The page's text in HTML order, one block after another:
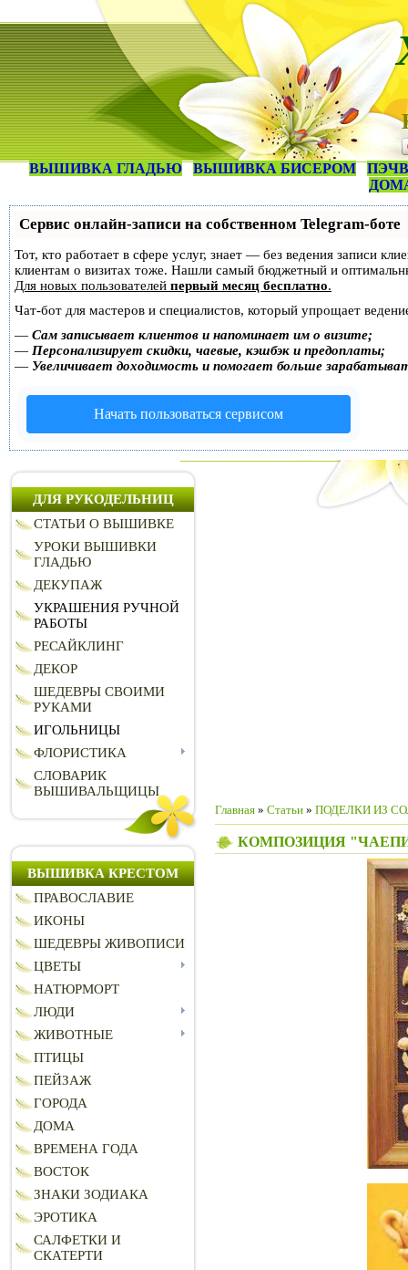
ВЫШИВКА ГЛАДЬЮ ВЫШИВКА БИСЕРОМ
Сервис онлайн-записи на собственном Telegram-боте
Тот, кто работает в сфере услуг, знает — без ведения записи
клиентам о визитах тоже. Нашли самый бюджетный и
Для новых пользователей первый месяц бесплатно.
Чат-бот для мастеров и специалистов, который упрощает
— Сам записывает клиентов и напоминает им о визите;
— Персонализирует скидки, чаевые, кэшбэк и предоплаты;
— Увеличивает доходимость и помогает больше
Начать пользоваться сервисом
ДЛЯ РУКОДЕЛЬНИЦ
СТАТЬИ О ВЫШИВКЕ
УРОКИ ВЫШИВКИ
ГЛАДЬЮ
ДЕКУПАЖ
УКРАШЕНИЯ РУЧНОЙ
РАБОТЫ
РЕСАЙКЛИНГ
ДЕКОР
ШЕДЕВРЫ СВОИМИ
РУКАМИ
ИГОЛЬНИЦЫ
ФЛОРИСТИКА
СЛОВАРИК
ВЫШИВАЛЬЩИЦЫ
ВЫШИВКА КРЕСТОМ
ПРАВОСЛАВИЕ
ИКОНЫ
ШЕДЕВРЫ ЖИВОПИСИ
ЦВЕТЫ
НАТЮРМОРТ
ЛЮДИ
ЖИВОТНЫЕ
ПТИЦЫ
ПЕЙЗАЖ
ГОРОДА
ДОМА
ВРЕМЕНА ГОДА
ВОСТОК
ЗНАКИ ЗОДИАКА
ЭРОТИКА
САЛФЕТКИ И
СКАТЕРТИ
Главная » Статьи » ПОДЕЛКИ ИЗ
КОМПОЗИЦИЯ